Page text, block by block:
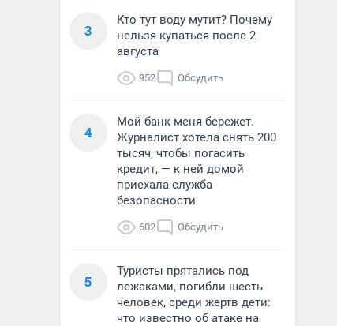
3
Кто тут воду мутит? Почему
нельзя купаться после 2
августа
952 Обсудить
4
Мой банк меня бережет.
Журналист хотела снять 200
тысяч, чтобы погасить
кредит, — к ней домой
приехала служба
безопасности
602 Обсудить
5
Туристы прятались под
лежаками, погибли шесть
человек, среди жертв дети:
что известно об атаке на